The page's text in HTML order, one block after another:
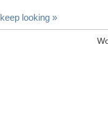
keep looking »